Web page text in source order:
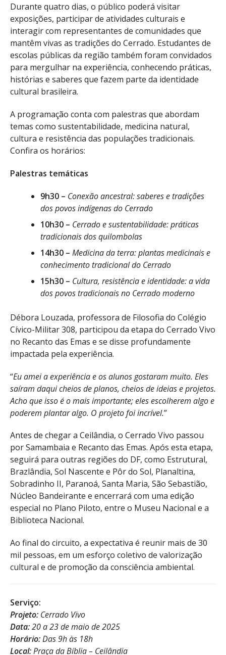
Durante quatro dias, o público poderá visitar
exposições, participar de atividades culturais e
interagir com representantes de comunidades que
mantêm vivas as tradições do Cerrado. Estudantes de
escolas públicas da região também foram convidados
para mergulhar na experiência, conhecendo práticas,
histórias e saberes que fazem parte da identidade
cultural brasileira.
A programação conta com palestras que abordam
temas como sustentabilidade, medicina natural,
cultura e resistência das populações tradicionais.
Confira os horários:
Palestras temáticas
9h30 – Conexão ancestral: saberes e tradições
dos povos indígenas do Cerrado
10h30 – Cerrado e sustentabilidade: práticas
tradicionais dos quilombolas
14h30 – Medicina da terra: plantas medicinais e
conhecimento tradicional do Cerrado
15h30 – Cultura, resistência e identidade: a vida
dos povos tradicionais no Cerrado moderno
Débora Louzada, professora de Filosofia do Colégio
Cívico-Militar 308, participou da etapa do Cerrado Vivo
no Recanto das Emas e se disse profundamente
impactada pela experiência.
“Eu amei a experiência e os alunos gostaram muito. Eles
saíram daqui cheios de planos, cheios de ideias e projetos.
Acho que isso é o mais importante; eles escolherem algo e
poderem plantar algo. O projeto foi incrível.”
Antes de chegar a Ceilândia, o Cerrado Vivo passou
por Samambaia e Recanto das Emas. Após esta etapa,
seguirá para outras regiões do DF, como Estrutural,
Brazlândia, Sol Nascente e Pôr do Sol, Planaltina,
Sobradinho II, Paranoá, Santa Maria, São Sebastião,
Núcleo Bandeirante e encerrará com uma edição
especial no Plano Piloto, entre o Museu Nacional e a
Biblioteca Nacional.
Ao final do circuito, a expectativa é reunir mais de 30
mil pessoas, em um esforço coletivo de valorização
cultural e de promoção da consciência ambiental.
Serviço:
Projeto: Cerrado Vivo
Data:20 a 23 de maio de 2025
Horário:Das 9h às 18h
Local:Praça da Bíblia – Ceilândia